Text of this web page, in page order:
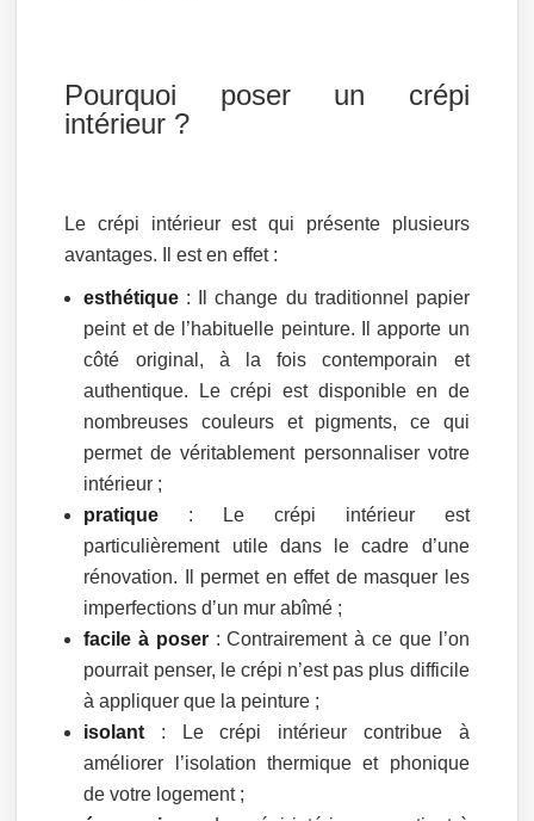
Pourquoi poser un crépi
intérieur ?
Le crépi intérieur est qui présente plusieurs
avantages. Il est en effet :
esthétique : Il change du traditionnel papier
peint et de l’habituelle peinture. Il apporte un
côté original, à la fois contemporain et
authentique. Le crépi est disponible en de
nombreuses couleurs et pigments, ce qui
permet de véritablement personnaliser votre
intérieur ;
pratique : Le crépi intérieur est
particulièrement utile dans le cadre d’une
rénovation. Il permet en effet de masquer les
imperfections d’un mur abîmé ;
facile à poser: Contrairement à ce que l’on
pourrait penser, le crépi n’est pas plus difficile
à appliquer que la peinture ;
isolant : Le crépi intérieur contribue à
améliorer l’isolation thermique et phonique
de votre logement ;